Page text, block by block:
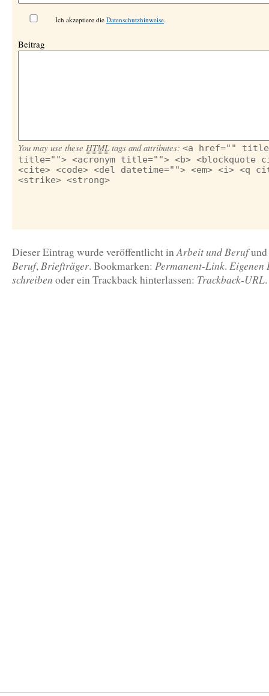
Ich akzeptiere die Datenschutzhinweise.
Beitrag
You may use these HTML tags and attributes: <a href=""
title=""> <acronym title=""> <b> <blockquote
<cite> <code> <del datetime=""> <em> <i> <q
<strike> <strong>
Dieser Eintrag wurde veröffentlicht inArbeit und Berufund
Beruf,Briefträger. Bookmarken: Permanent-Link. Eigenen
schreiben oder ein Trackback hinterlassen: Trackback-URL.